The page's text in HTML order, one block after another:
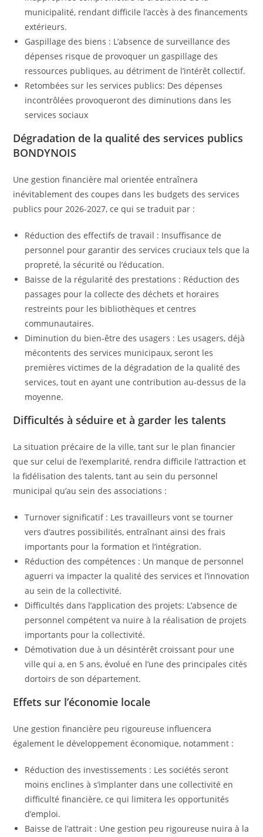
municipalité, rendant difficile l’accès à des financements
extérieurs.
Gaspillage des biens : L’absence de surveillance des
dépenses risque de provoquer un gaspillage des
ressources publiques, au détriment de l’intérêt collectif.
Retombées sur les services publics: Des dépenses
incontrôlées provoqueront des diminutions dans les
services sociaux
Dégradation de la qualité des services publics
BONDYNOIS
Une gestion financière mal orientée entraînera
inévitablement des coupes dans les budgets des services
publics pour 2026-2027, ce qui se traduit par :
Réduction des effectifs de travail : Insuffisance de
personnel pour garantir des services cruciaux tels que la
propreté, la sécurité ou l’éducation.
Baisse de la régularité des prestations : Réduction des
passages pour la collecte des déchets et horaires
restreints pour les bibliothèques et centres
communautaires.
Diminution du bien-être des usagers : Les usagers, déjà
mécontents des services municipaux, seront les
premières victimes de la dégradation de la qualité des
services, tout en ayant une contribution au-dessus de la
moyenne.
Difficultés à séduire et à garder les talents
La situation précaire de la ville, tant sur le plan financier
que sur celui de l’exemplarité, rendra difficile l’attraction et
la fidélisation des talents, tant au sein du personnel
municipal qu’au sein des associations :
Turnover significatif : Les travailleurs vont se tourner
vers d’autres possibilités, entraînant ainsi des frais
importants pour la formation et l’intégration.
Réduction des compétences : Un manque de personnel
aguerri va impacter la qualité des services et l’innovation
au sein de la collectivité.
Difficultés dans l’application des projets: L’absence de
personnel compétent va nuire à la réalisation de projets
importants pour la collectivité.
Démotivation due à un désintérêt croissant pour une
ville qui a, en 5 ans, évolué en l’une des principales cités
dortoirs de son département.
Effets sur l’économie locale
Une gestion financière peu rigoureuse influencera
également le développement économique, notamment :
Réduction des investissements : Les sociétés seront
moins enclines à s’implanter dans une collectivité en
difficulté financière, ce qui limitera les opportunités
d’emploi.
Baisse de l’attrait : Une gestion peu rigoureuse nuira à la